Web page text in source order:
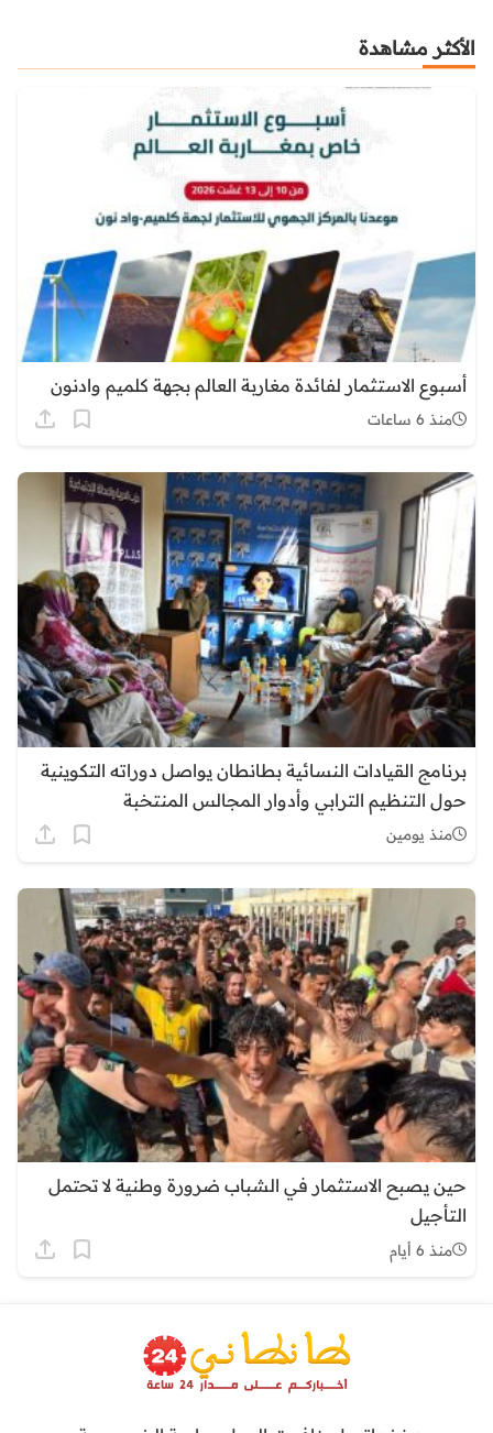
الأكثر مشاهدة
أسبوع الاستثمار لفائدة مغاربة العالم بجهة كلميم وادنون
منذ 6 ساعات
برنامج القيادات النسائية بطانطان يواصل دوراته التكوينية
حول التنظيم الترابي وأدوار المجالس المنتخبة
منذ يومين
حين يصبح الاستثمار في الشباب ضرورة وطنية لا تحتمل
التأجيل
منذ 6 أيام